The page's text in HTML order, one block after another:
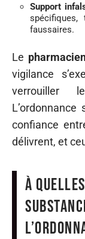
Support
faussaires.
Le
vigilance
verrouiller
confiance
délivrent, et
À